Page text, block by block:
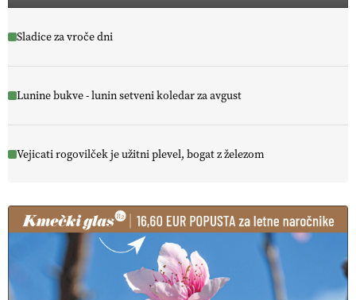
Sladice za vroče dni
Lunine bukve - lunin setveni koledar za avgust
Vejicati rogovilček je užitni plevel, bogat z železom